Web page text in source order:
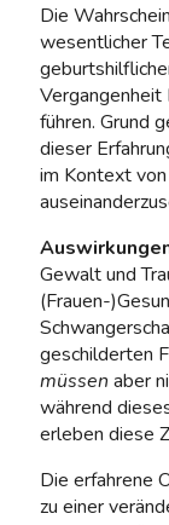
Die
wesentlicher
Vergangenheit
führen. Grund
dieser
im Kontext
Gewalt und
(Frauen-
geschilderten
müssen aber
während
erleben diese
Die erfahrene
zu einer